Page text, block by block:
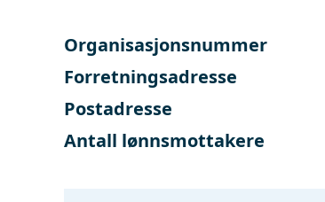
Organisasjonsnummer
Forretningsadresse
Postadresse
Antall lønnsmottakere